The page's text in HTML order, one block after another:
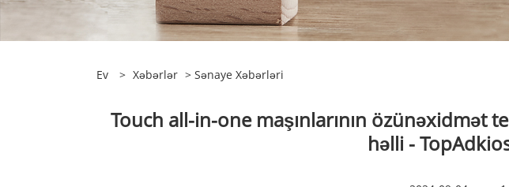
Ev > Xəbərlər > Sənaye Xəbərləri
Touch all-in-one maşınlarının
həlli -